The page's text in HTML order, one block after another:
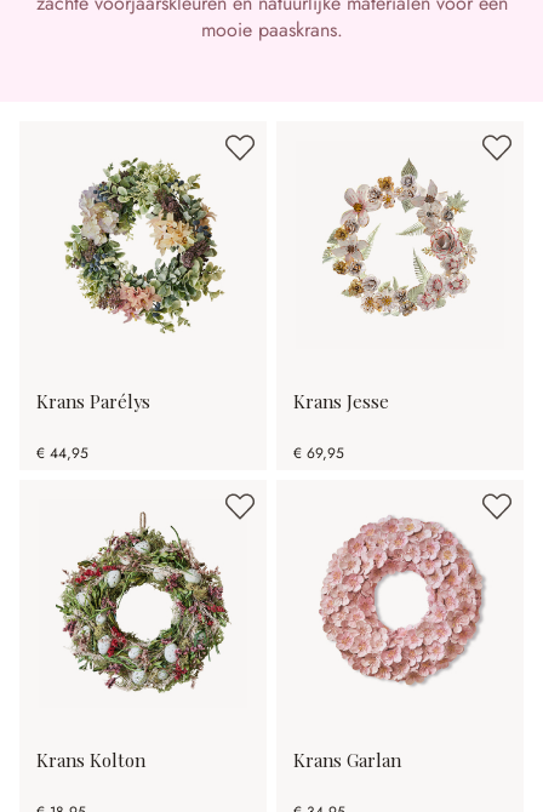
mooie paaskrans.
Krans Parélys
€ 44,95
Krans Jesse
€ 69,95
Krans Kolton Krans Garlan